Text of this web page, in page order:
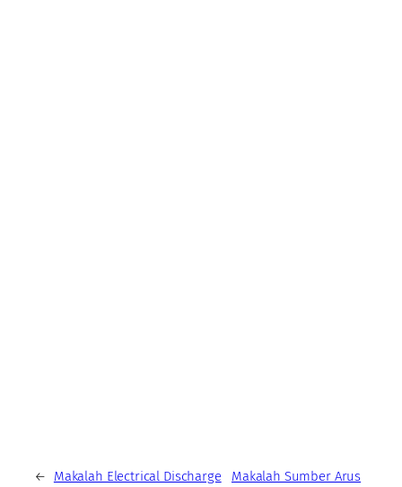
←
Makalah Electrical Discharge
Makalah Sumber Arus